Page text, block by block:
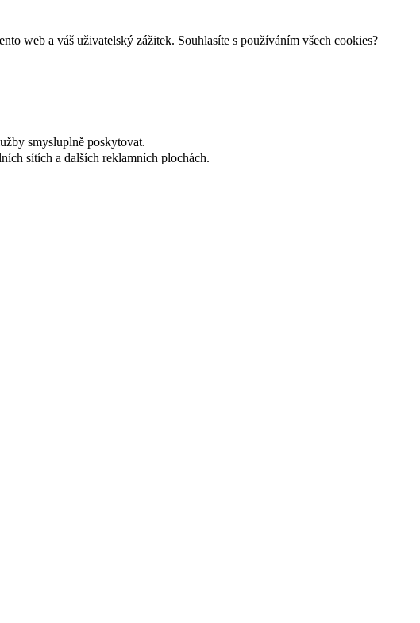
web a váš uživatelský zážitek. Souhlasíte s používáním všech cookies?
smysluplně poskytovat.
sítích a dalších reklamních plochách.